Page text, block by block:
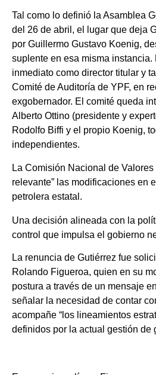
Tal como lo definió la Asamblea
del 26 de abril, el lugar que deja
por Guillermo Gustavo Koenig,
suplente en esa misma instancia.
inmediato como director titular y
Comité de Auditoría de YPF, en
exgobernador. El comité queda
Alberto Ottino (presidente y
Rodolfo Biffi y el propio Koenig,
independientes.
La Comisión Nacional de
relevante” las modificaciones en
petrolera estatal.
Una decisión alineada con la
control que impulsa el gobierno
La renuncia de Gutiérrez fue
Rolando Figueroa, quien en su
postura a través de un mensaje
señalar la necesidad de contar
acompañe “los lineamientos
definidos por la actual gestión de